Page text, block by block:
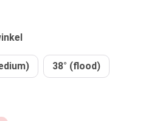
auswählen
38° (flood)